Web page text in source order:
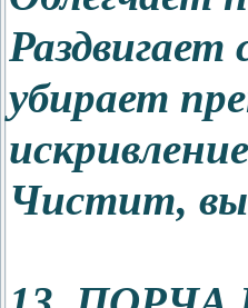
Раздвигает
убирает
Чистит,